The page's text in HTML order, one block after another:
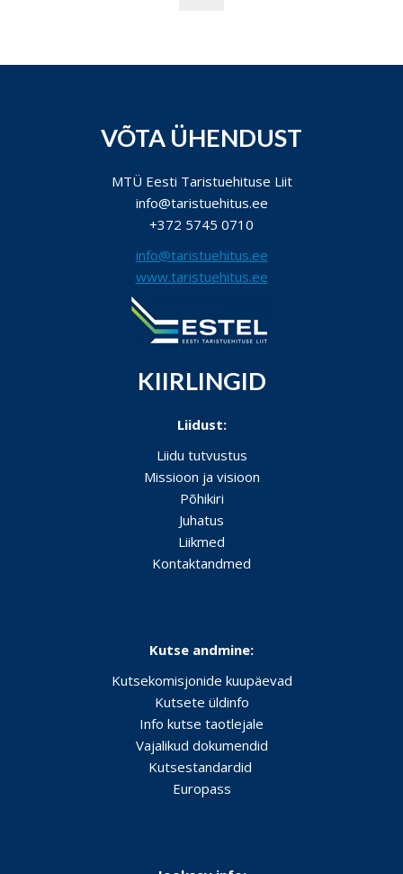
VÕTA ÜHENDUST
MTÜ Eesti Taristuehituse Liit
info@taristuehitus.ee
+372 5745 0710
info@taristuehitus.ee
www.taristuehitus.ee
KIIRLINGID
Liidust:
Liidu tutvustus
Missioon ja visioon
Põhikiri
Juhatus
Liikmed
Kontaktandmed
Kutse andmine:
Kutsekomisjonide kuupäevad
Kutsete üldinfo
Info kutse taotlejale
Vajalikud dokumendid
Kutsestandardid
Europass